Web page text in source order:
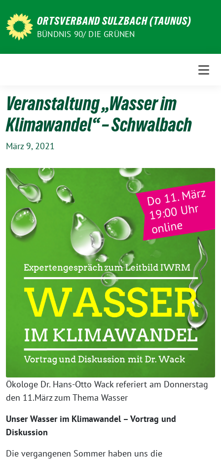
zum
Inhalt
ORTSVERBAND SULZBACH (TAUNUS)
BÜNDNIS 90/ DIE GRÜNEN
Veranstaltung „Wasser im
Klimawandel“ – Schwalbach
März 9, 2021
Ökologe Dr. Hans-Otto Wack referiert am Donnerstag
den 11.März zum Thema Wasser
Unser Wasser im Klimawandel – Vortrag und
Diskussion
Die vergangenen Sommer haben uns die